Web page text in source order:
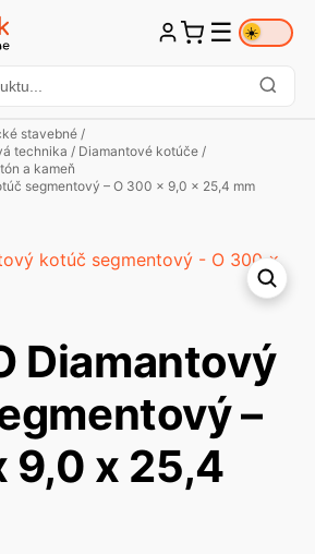
☰ ☀️
stavebné /
technika / Diamantové kotúče /
a kameň
segmentový – O 300 x 9,0 x 25,4 mm
Diamantový
–
9,0 x 25,4